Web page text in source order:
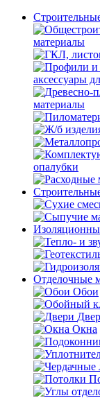
материалы
аксессуары
материалы
опалубки
Отделочные
Обои
Окна